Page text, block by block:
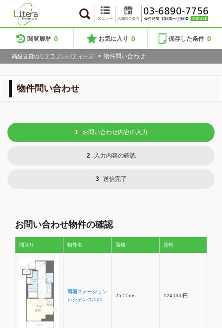
閲覧履歴 0 お気に入り 0 保存した条件 0
高級賃貸のリテラプロパティーズ > 物件問い合わせ
物件問い合わせ
1 お問い合わせ内容の入力
2 入力内容の確認
3 送信完了
お問い合わせ物件の確認
間取り 物件名 面積 賃料
両国ステーション
レジデンス/501
25.55m² 124,000円